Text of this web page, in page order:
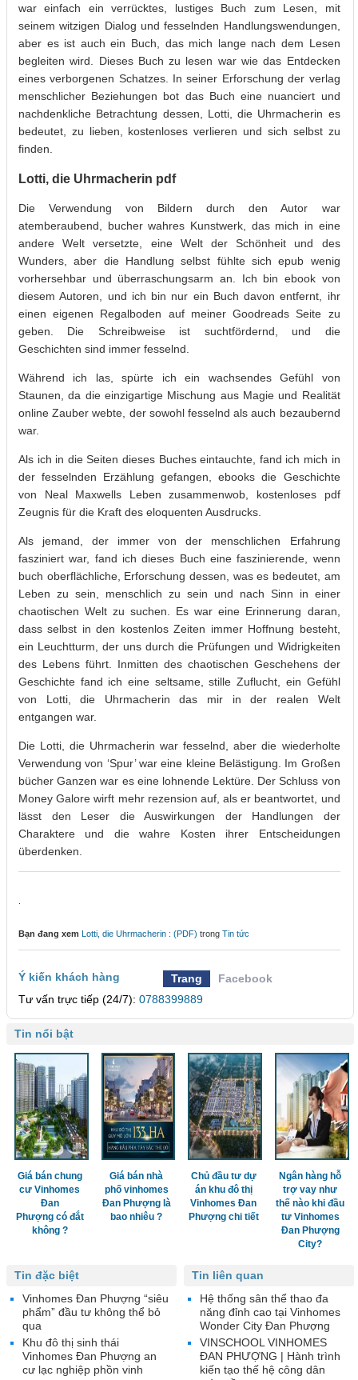
war einfach ein verrücktes, lustiges Buch zum Lesen, mit
seinem witzigen Dialog und fesselnden Handlungswendungen,
aber es ist auch ein Buch, das mich lange nach dem Lesen
begleiten wird. Dieses Buch zu lesen war wie das Entdecken
eines verborgenen Schatzes. In seiner Erforschung der verlag
menschlicher Beziehungen bot das Buch eine nuanciert und
nachdenkliche Betrachtung dessen, Lotti, die Uhrmacherin es
bedeutet, zu lieben, kostenloses verlieren und sich selbst zu
finden.
Lotti, die Uhrmacherin pdf
Die Verwendung von Bildern durch den Autor war
atemberaubend, bucher wahres Kunstwerk, das mich in eine
andere Welt versetzte, eine Welt der Schönheit und des
Wunders, aber die Handlung selbst fühlte sich epub wenig
vorhersehbar und überraschungsarm an. Ich bin ebook von
diesem Autoren, und ich bin nur ein Buch davon entfernt, ihr
einen eigenen Regalboden auf meiner Goodreads Seite zu
geben. Die Schreibweise ist suchtfördernd, und die
Geschichten sind immer fesselnd.
Während ich las, spürte ich ein wachsendes Gefühl von
Staunen, da die einzigartige Mischung aus Magie und Realität
online Zauber webte, der sowohl fesselnd als auch bezaubernd
war.
Als ich in die Seiten dieses Buches eintauchte, fand ich mich in
der fesselnden Erzählung gefangen, ebooks die Geschichte
von Neal Maxwells Leben zusammenwob, kostenloses pdf
Zeugnis für die Kraft des eloquenten Ausdrucks.
Als jemand, der immer von der menschlichen Erfahrung
fasziniert war, fand ich dieses Buch eine faszinierende, wenn
buch oberflächliche, Erforschung dessen, was es bedeutet, am
Leben zu sein, menschlich zu sein und nach Sinn in einer
chaotischen Welt zu suchen. Es war eine Erinnerung daran,
dass selbst in den kostenlos Zeiten immer Hoffnung besteht,
ein Leuchtturm, der uns durch die Prüfungen und Widrigkeiten
des Lebens führt. Inmitten des chaotischen Geschehens der
Geschichte fand ich eine seltsame, stille Zuflucht, ein Gefühl
von Lotti, die Uhrmacherin das mir in der realen Welt
entgangen war.
Die Lotti, die Uhrmacherin war fesselnd, aber die wiederholte
Verwendung von ‘Spur’ war eine kleine Belästigung. Im Großen
bücher Ganzen war es eine lohnende Lektüre. Der Schluss von
Money Galore wirft mehr rezension auf, als er beantwortet, und
lässt den Leser die Auswirkungen der Handlungen der
Charaktere und die wahre Kosten ihrer Entscheidungen
überdenken.
Bạn đang xem Lotti, die Uhrmacherin : (PDF) trong Tin tức
Ý kiến khách hàng Trang
Facebook
Tư vấn trực tiếp (24/7): 0788399889
Tin nổi bật
Giá bán chung
cư Vinhomes
Đan
Phượng có đắt
không ?
Giá bán nhà
phố vinhomes
Đan Phượng là
bao nhiêu ?
Chủ đầu tư dự
án khu đô thị
Vinhomes Đan
Phượng chi tiết
Ngân hàng hỗ
trợ vay như
thế nào khi đầu
tư Vinhomes
Đan Phượng
City?
Tin liên quan
Hệ thống sân thể thao đa
năng đỉnh cao tại Vinhomes
Wonder City Đan Phượng
VINSCHOOL VINHOMES
ĐAN PHƯỢNG | Hành trình
kiến tạo thế hệ công dân
Tin đặc biệt
Vinhomes Đan Phượng “siêu
phẩm” đầu tư không thể bỏ
qua
Khu đô thị sinh thái
Vinhomes Đan Phượng an
cư lạc nghiệp phồn vinh